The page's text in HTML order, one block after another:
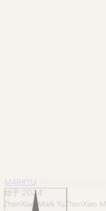
M4RKYUM4RKYU
始于 2024
ZhenXiao Mark YuZhenXiao M